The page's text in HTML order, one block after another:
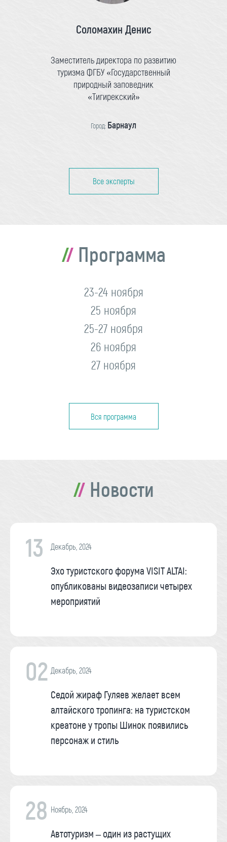
Соломахин Денис
Заместитель директора по развитию
туризма ФГБУ «Государственный
природный заповедник
«Тигирекский»
Город: Барнаул
Все эксперты
Программа
23-24 ноября
25 ноября
25-27 ноября
26 ноября
27 ноября
Вся программа
Новости
13 Декабрь, 2024
Эхо туристского форума VISIT ALTAI:
опубликованы видеозаписи четырех
мероприятий
02 Декабрь, 2024
Седой жираф Гуляев желает всем
алтайского тропинга: на туристском
креатоне у тропы Шинок появились
персонаж и стиль
28 Ноябрь, 2024
Автотуризм – один из растущих